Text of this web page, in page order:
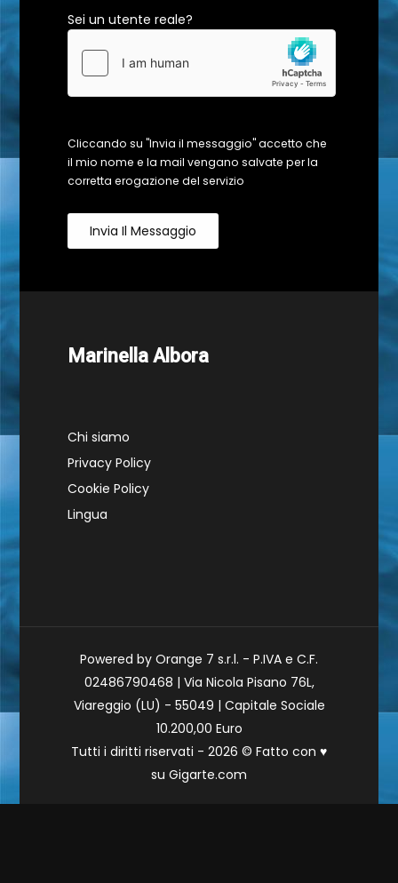
Sei un utente reale?
Cliccando su "Invia il messaggio" accetto che
il mio nome e la mail vengano salvate per la
corretta erogazione del servizio
Invia Il Messaggio
Marinella Albora
Chi siamo
Privacy Policy
Cookie Policy
Lingua
Powered by Orange 7 s.r.l. - P.IVA e C.F.
02486790468 | Via Nicola Pisano 76L,
Viareggio (LU) - 55049 | Capitale Sociale
10.200,00 Euro
Tutti i diritti riservati - 2026 © Fatto con ♥
su Gigarte.com